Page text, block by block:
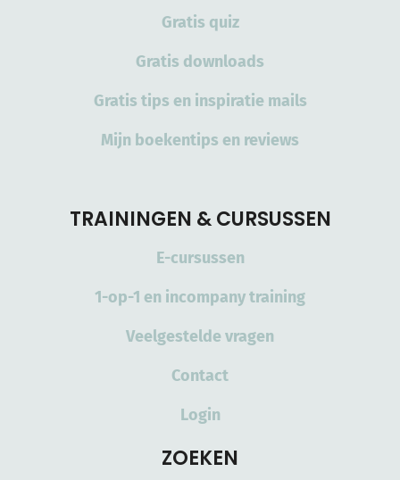
Gratis quiz
Gratis downloads
Gratis tips en inspiratie mails
Mijn boekentips en reviews
TRAININGEN & CURSUSSEN
E-cursussen
1-op-1 en incompany training
Veelgestelde vragen
Contact
Login
ZOEKEN